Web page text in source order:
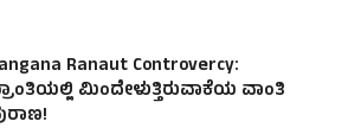
Ranaut Controvercy:
ಮಿಂದೇಳುತ್ತಿರುವಾಕೆಯ ವಾಂತಿ